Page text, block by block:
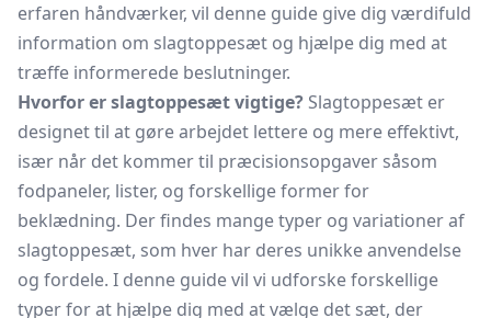
erfaren håndværker, vil denne guide give dig værdifuld
information om slagtoppesæt og hjælpe dig med at
træffe informerede beslutninger.
Hvorfor er slagtoppesæt vigtige? Slagtoppesæt er
designet til at gøre arbejdet lettere og mere effektivt,
især når det kommer til præcisionsopgaver såsom
fodpaneler, lister, og forskellige former for
beklædning. Der findes mange typer og variationer af
slagtoppesæt, som hver har deres unikke anvendelse
og fordele. I denne guide vil vi udforske forskellige
typer for at hjælpe dig med at vælge det sæt, der